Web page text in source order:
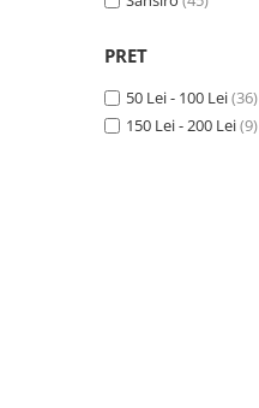
PRET
50 Lei - 100 Lei(36)
150 Lei - 200 Lei(9)